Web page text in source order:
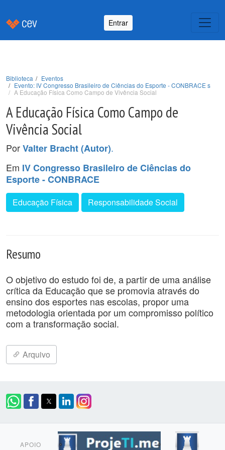
Entrar
Biblioteca
Eventos
Evento: IV Congresso Brasileiro de Ciências do Esporte - CONBRACE s
A Educação Física Como Campo de Vivência Social
A Educação Física Como Campo de
Vivência Social
PorValter Bracht (Autor).
Em IV Congresso Brasileiro de Ciências do
Esporte - CONBRACE
Educação Física Responsabilidade Social
Resumo
O objetivo do estudo foi de, a partir de uma análise
crítica da Educação que se promovia através do
ensino dos esportes nas escolas, propor uma
metodologia orientada por um compromisso político
com a transformação social.
Arquivo
APOIO